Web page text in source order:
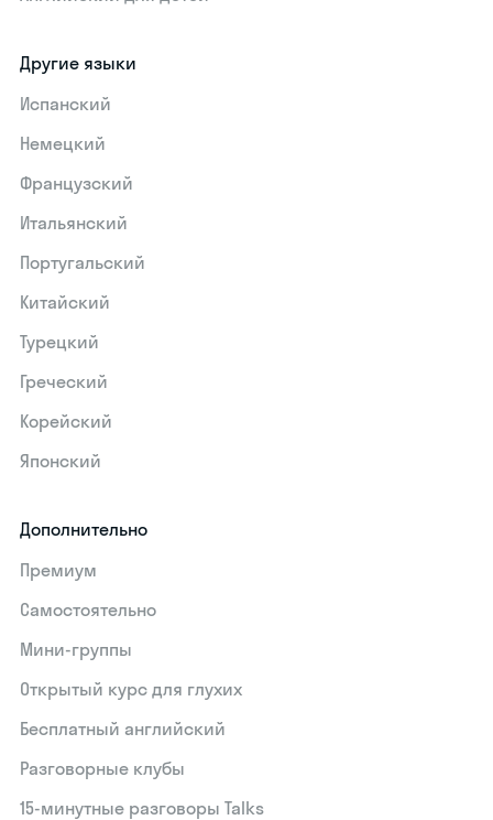
Другие языки
Испанский
Немецкий
Французский
Итальянский
Португальский
Китайский
Турецкий
Греческий
Корейский
Японский
Дополнительно
Премиум
Самостоятельно
Мини-группы
Открытый курс для глухих
Бесплатный английский
Разговорные клубы
15‑минутные разговоры Talks